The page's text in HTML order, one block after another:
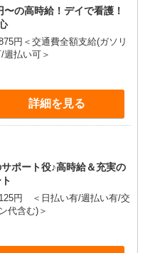
の高時給！デイで看護！
円＜交通費全額支給(ガソリ
週払い可＞
詳細を見る
ポート役♪高時給＆充実の
円 ＜日払い有/週払い有/交
代含む)＞